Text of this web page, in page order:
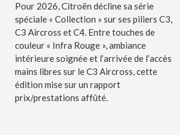
Pour 2026, Citroën décline sa série
spéciale « Collection » sur ses piliers C3,
C3 Aircross et C4. Entre touches de
couleur « Infra Rouge », ambiance
intérieure soignée et l’arrivée de l’accès
mains libres sur le C3 Aircross, cette
édition mise sur un rapport
prix/prestations affûté.